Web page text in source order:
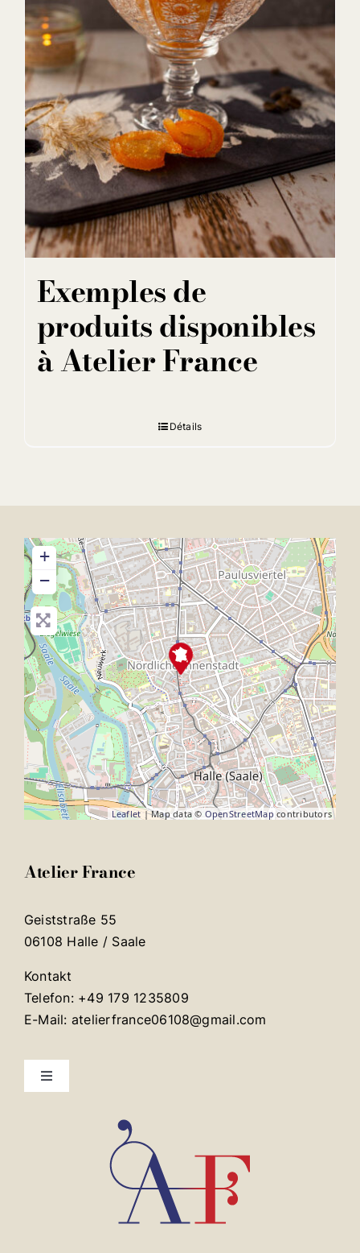
Exemples de
produits disponibles
à Atelier France
Détails
+
−
Leaflet | Map data © OpenStreetMap contributors
Atelier France
Geiststraße 55
06108 Halle / Saale
Kontakt
Telefon: +49 179 1235809
E-Mail: atelierfrance06108@gmail.com
Toggle
Mentions légales